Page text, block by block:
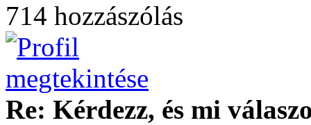
714 hozzászólás
Re: Kérdezz, és mi